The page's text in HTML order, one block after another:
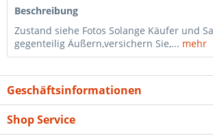
Beschreibung
Zustand siehe Fotos Solange Käufer und
gegenteilig Äußern,versichern Sie,... mehr
Geschäftsinformationen
Shop Service